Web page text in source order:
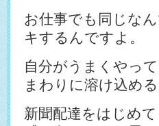
お仕事でも同じな
キするんですよ。
自分がうまくやっ
まわりに溶け込め
新聞配達をはじめ